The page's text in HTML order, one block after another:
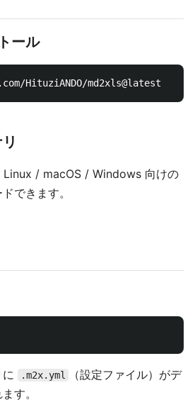
ール
Linux / macOS / Windows 向けの
できます。
.m2x.yml
（設定ファイル）がデ
す。